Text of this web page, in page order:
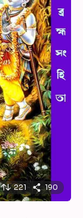
221 190